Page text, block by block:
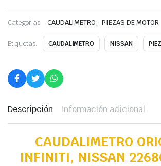
Categorías: CAUDALIMETRO, PIEZAS DE MOTOR
Etiquetas: CAUDALIMETRO NISSAN
Descripción Información adicional
CAUDALIMETRO
INFINITI, NISSAN